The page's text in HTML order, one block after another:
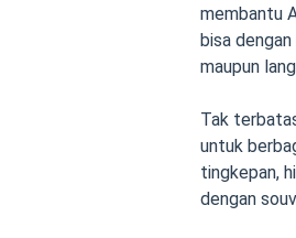
membantu
bisa
maupun
Tak
untuk
tingkepan,
dengan